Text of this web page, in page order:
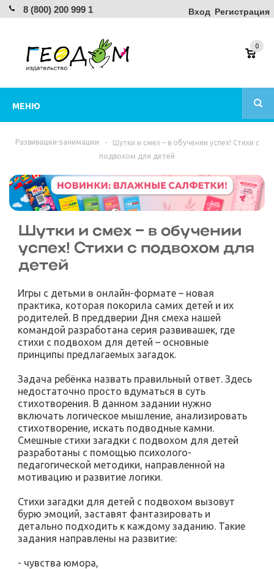
8 (800) 200 999 1 Вход Регистрация
МЕНЮ
0
Развивашки-занимашки -
Шутки и смех – в обучении успех! Стихи с
подвохом для детей
Шутки и смех – в обучении
успех! Стихи с подвохом для
детей
Игры с детьми в онлайн-формате – новая
практика, которая покорила самих детей и их
родителей. В преддверии Дня смеха нашей
командой разработана серия развивашек, где
стихи с подвохом для детей – основные
принципы предлагаемых загадок.
Задача ребёнка назвать правильный ответ. Здесь
недостаточно просто вдуматься в суть
стихотворения. В данном задании нужно
включать логическое мышление, анализировать
стихотворение, искать подводные камни.
Смешные стихи загадки с подвохом для детей
разработаны с помощью психолого-
педагогической методики, направленной на
мотивацию и развитие логики.
Стихи загадки для детей с подвохом вызовут
бурю эмоций, заставят фантазировать и
детально подходить к каждому заданию. Такие
задания направлены на развитие:
- чувства юмора,